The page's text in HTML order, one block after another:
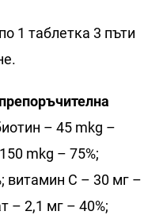
1 таблетка 3 пъти
– 45 mkg –
mkg – 75%;
витамин С – 30 мг –
– 2,1 мг – 40%;